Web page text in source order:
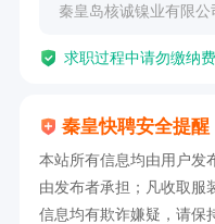
五险、节日福利、年
秦皇岛核诚镍业有限公
求职过程中请勿缴纳
秦皇快聘安全提醒
本站所有信息均由用户发
由发布者承担；凡收取服
信息均有欺诈嫌疑，请保